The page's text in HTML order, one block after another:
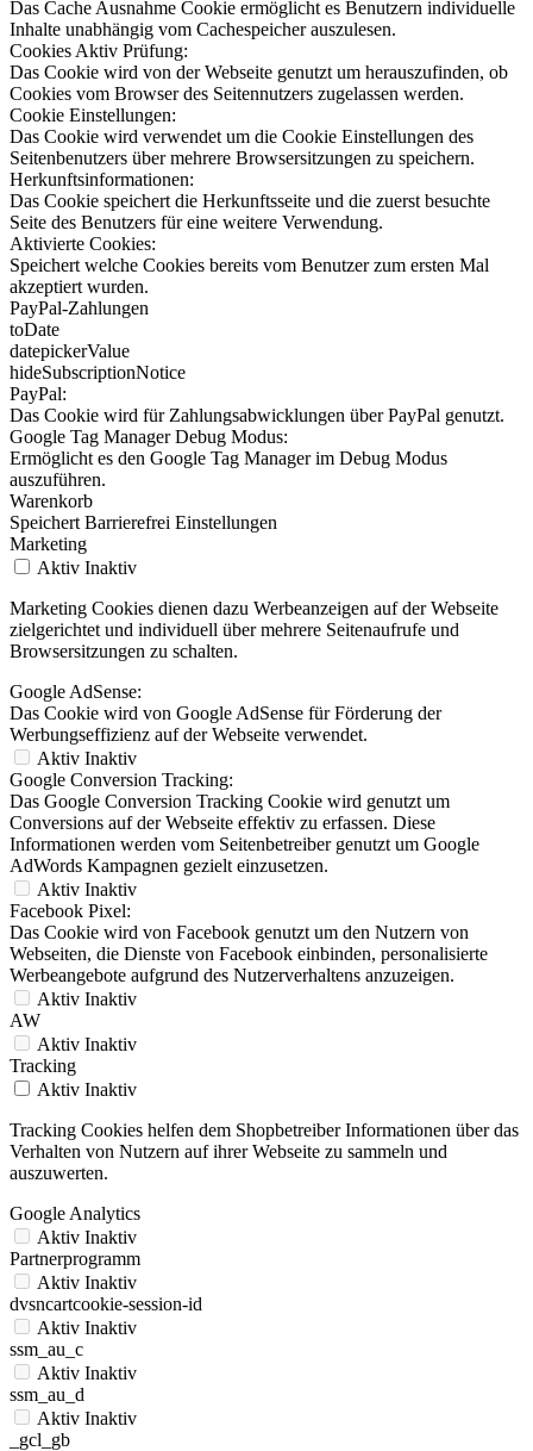
Das Cache Ausnahme Cookie ermöglicht es Benutzern individuelle
Inhalte unabhängig vom Cachespeicher auszulesen.
Cookies Aktiv Prüfung:
Das Cookie wird von der Webseite genutzt um herauszufinden, ob
Cookies vom Browser des Seitennutzers zugelassen werden.
Cookie Einstellungen:
Das Cookie wird verwendet um die Cookie Einstellungen des
Seitenbenutzers über mehrere Browsersitzungen zu speichern.
Herkunftsinformationen:
Das Cookie speichert die Herkunftsseite und die zuerst besuchte
Seite des Benutzers für eine weitere Verwendung.
Aktivierte Cookies:
Speichert welche Cookies bereits vom Benutzer zum ersten Mal
akzeptiert wurden.
PayPal-Zahlungen
toDate
datepickerValue
hideSubscriptionNotice
PayPal:
Das Cookie wird für Zahlungsabwicklungen über PayPal genutzt.
Google Tag Manager Debug Modus:
Ermöglicht es den Google Tag Manager im Debug Modus
auszuführen.
Warenkorb
Speichert Barrierefrei Einstellungen
Marketing
Aktiv Inaktiv
Marketing Cookies dienen dazu Werbeanzeigen auf der Webseite
zielgerichtet und individuell über mehrere Seitenaufrufe und
Browsersitzungen zu schalten.
Google AdSense:
Das Cookie wird von Google AdSense für Förderung der
Werbungseffizienz auf der Webseite verwendet.
Aktiv Inaktiv
Google Conversion Tracking:
Das Google Conversion Tracking Cookie wird genutzt um
Conversions auf der Webseite effektiv zu erfassen. Diese
Informationen werden vom Seitenbetreiber genutzt um Google
AdWords Kampagnen gezielt einzusetzen.
Aktiv Inaktiv
Facebook Pixel:
Das Cookie wird von Facebook genutzt um den Nutzern von
Webseiten, die Dienste von Facebook einbinden, personalisierte
Werbeangebote aufgrund des Nutzerverhaltens anzuzeigen.
Aktiv Inaktiv
AW
Aktiv Inaktiv
Tracking
Aktiv Inaktiv
Tracking Cookies helfen dem Shopbetreiber Informationen über das
Verhalten von Nutzern auf ihrer Webseite zu sammeln und
auszuwerten.
Google Analytics
Aktiv Inaktiv
Partnerprogramm
Aktiv Inaktiv
dvsncartcookie-session-id
Aktiv Inaktiv
ssm_au_c
Aktiv Inaktiv
ssm_au_d
Aktiv Inaktiv
_gcl_gb